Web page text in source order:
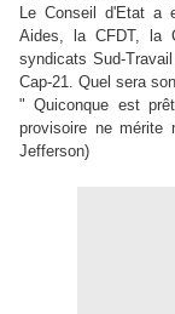
Le Conseil d'Etat a
Aides, la CFDT, la
syndicats Sud-
Cap-21. Quel sera
" Quiconque est
provisoire ne mérite
Jefferson)